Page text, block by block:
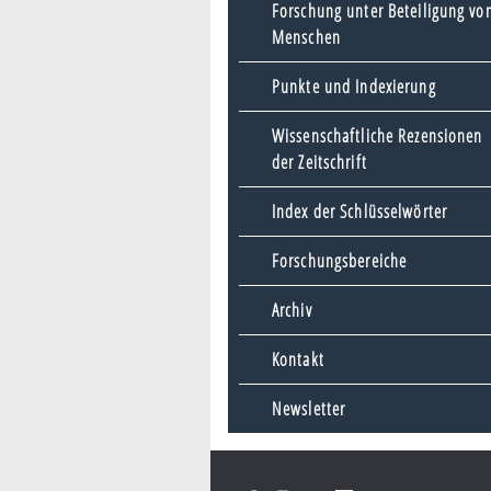
Forschung unter Beteiligung
Menschen
Punkte und Indexierung
Wissenschaftliche Rezensionen
der Zeitschrift
Index der Schlüsselwörter
Forschungsbereiche
Archiv
Kontakt
Newsletter